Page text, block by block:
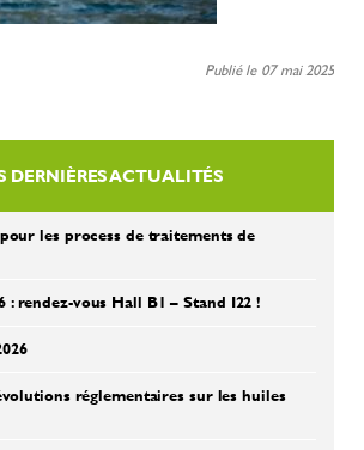
Publié le 07 mai 2025
DERNIÈRES ACTUALITÉS
les process de traitements de
: rendez-vous Hall B1 – Stand I22 !
réglementaires sur les huiles